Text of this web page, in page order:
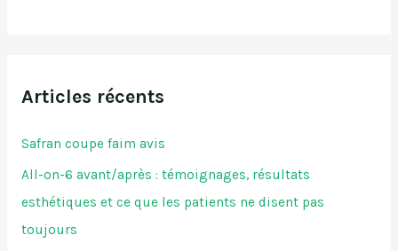
Articles récents
Safran coupe faim avis
All-on-6 avant/après : témoignages, résultats
esthétiques et ce que les patients ne disent pas
toujours